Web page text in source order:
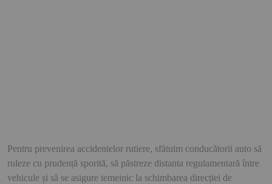
Pentru prevenirea accidentelor rutiere, sfătuim conducătorii auto să
ruleze cu prudență sporită, să păstreze distanta regulamentară între
vehicule și să se asigure temeinic la schimbarea direcției de